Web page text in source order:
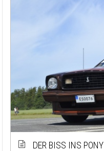
DER BISS INS PONY